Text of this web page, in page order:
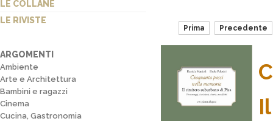
LE COLLANE
LE RIVISTE
ARGOMENTI
Ambiente
Arte e Architettura
Bambini e ragazzi
Cinema
Cucina, Gastronomia
Prima Precedente